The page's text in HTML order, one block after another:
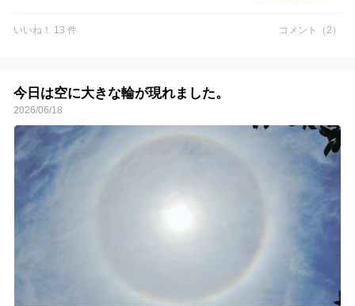
もりやま園では安全に収穫できる栽培方法を確立し、
暑さの中で収穫した未熟なりんごが、
数か月後には一杯のシードルやアップルソーダになります🍏
いいね！ 13 件 コメント（2）
今日は空に大きな輪が現れました。
2026/06/18